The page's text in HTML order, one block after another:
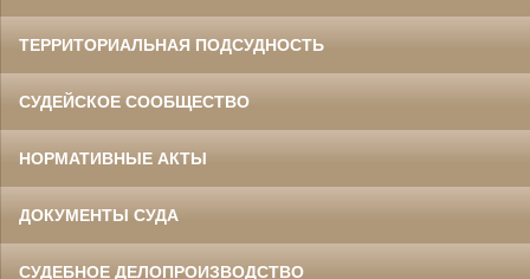
ТЕРРИТОРИАЛЬНАЯ ПОДСУДНОСТЬ
СУДЕЙСКОЕ СООБЩЕСТВО
НОРМАТИВНЫЕ АКТЫ
ДОКУМЕНТЫ СУДА
СУДЕБНОЕ ДЕЛОПРОИЗВОДСТВО